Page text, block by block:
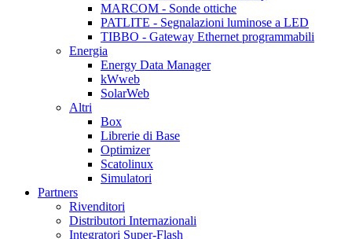
MARCOM - Sonde ottiche
PATLITE - Segnalazioni luminose a LED
TIBBO - Gateway Ethernet programmabili
Energia
Energy Data Manager
kWweb
SolarWeb
Altri
Box
Librerie di Base
Optimizer
Scatolinux
Simulatori
Partners
Rivenditori
Distributori Internazionali
Integratori Super-Flash